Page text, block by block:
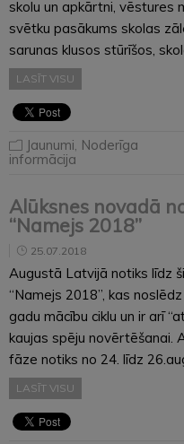
skolu un apkārtni, vēstures
svētku pasākums skolas
sarunas klusos stūrīšos,
LASĪT VISU
Jaunumi, Noderīga
informācija
Alūksnes novadā
“Namejs 2018”
25.07.2018
Augustā Latvijā notiks līdz
“Namejs 2018”, kas
gadu mācību ciklu un ir arī
kaujas spēju novērtēšanai.
fāze notiks no 24. līdz
LASĪT VISU